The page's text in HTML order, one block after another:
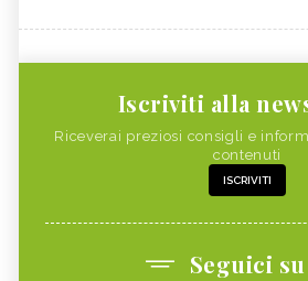
Iscriviti alla
Riceverai preziosi consigli e
contenuti
ISCRIVITI
Seguici su